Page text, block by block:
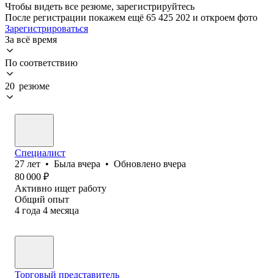
Чтобы видеть все резюме, зарегистрируйтесь
После регистрации покажем ещё 65 425 202 и откроем фото
Зарегистрироваться
За всё время
По соответствию
20 резюме
Специалист
27 лет • Была вчера • Обновлено вчера
80 000 ₽
Активно ищет работу
Общий опыт
4 года 4 месяца
Торговый представитель